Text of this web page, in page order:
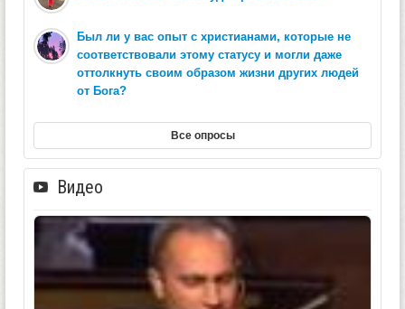
Был ли у вас опыт с христианами, которые не
соответствовали этому статусу и могли даже
оттолкнуть своим образом жизни других людей
от Бога?
Все опросы
Видео